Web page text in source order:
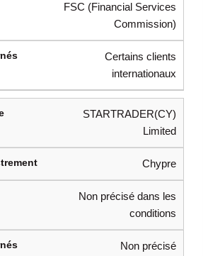
FSC (Financial Services
Commission)
Certains clients
internationaux
STARTRADER(CY)
Limited
Chypre
Non précisé dans les
conditions
Non précisé